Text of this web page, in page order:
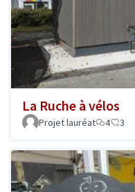
La Ruche à vélos
Projet lauréat 4 3